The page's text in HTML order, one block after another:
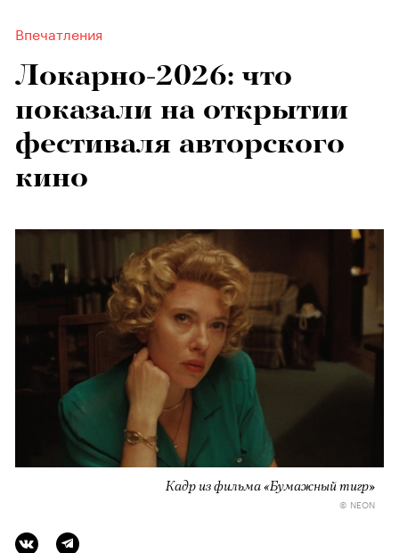
Впечатления
Локарно-2026: что
показали на открытии
фестиваля авторского
кино
Кадр из фильма «Бумажный тигр»
© NEON